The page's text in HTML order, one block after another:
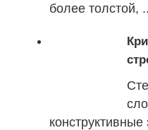
более толстой,